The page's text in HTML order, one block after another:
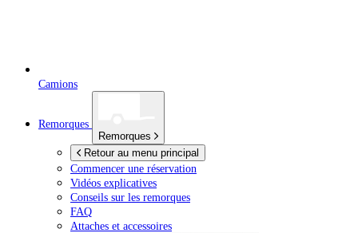
Camions
Remorques
Remorques
Retour au menu principal
Commencer une réservation
Vidéos explicatives
Conseils sur les remorques
FAQ
Attaches et accessoires